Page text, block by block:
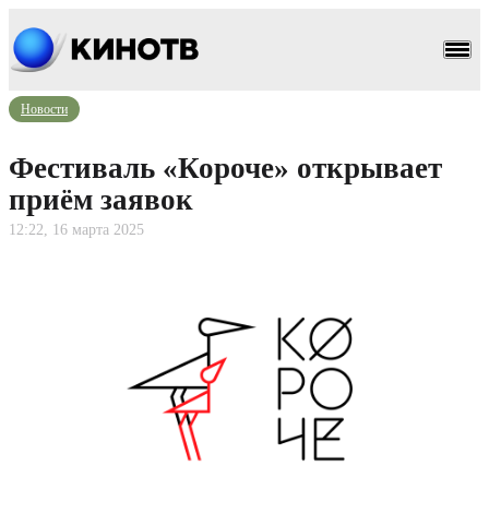
Новости
Фестиваль «Короче» открывает
приём заявок
12:22, 16 марта 2025